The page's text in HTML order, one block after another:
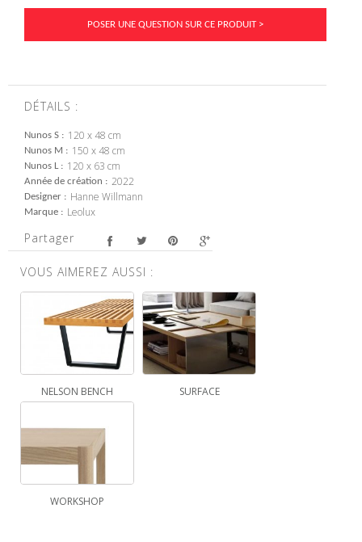
POSER UNE QUESTION SUR CE PRODUIT >
DÉTAILS :
Nunos S 120 x 48 cm
Nunos M 150 x 48 cm
Nunos L 120 x 63 cm
Année de création 2022
Designer Hanne Willmann
Marque Leolux
Partager
VOUS AIMEREZ AUSSI :
NELSON BENCH SURFACE
WORKSHOP